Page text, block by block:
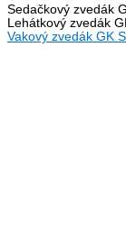
Sedačkový zvedák
Lehátkový zvedák
Vakový zvedák GK